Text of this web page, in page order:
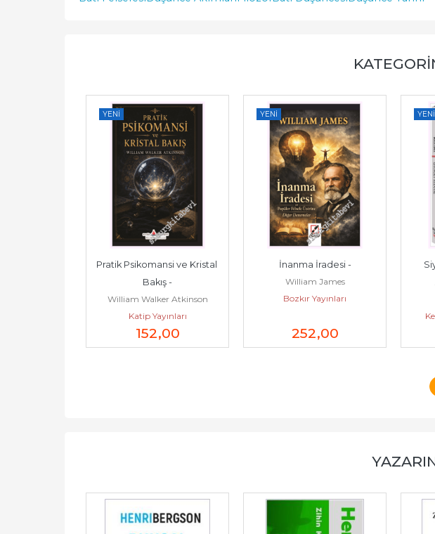
YENI
Pratik Psikomansi ve Kristal
Bakış -
William Walker Atkinson
Katip Yayınları
152,00
YENI
İnanma İradesi -
William James
Bozkır Yayınları
252,00
YENI